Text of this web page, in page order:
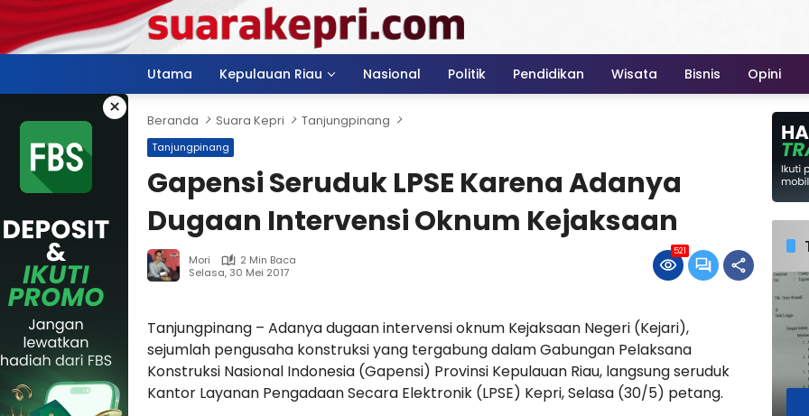
Langsung
konten
Utama
Kepulauan Riau Nasional Politik Pendidikan Wisata Bisnis Opini
× Beranda Suara Kepri Tanjungpinang
Tanjungpinang
Gapensi Seruduk LPSE Karena Adanya
Dugaan Intervensi Oknum Kejaksaan
Mori
2 Min Baca
Selasa, 30 Mei 2017
521
Tanjungpinang – Adanya dugaan intervensi oknum Kejaksaan Negeri (Kejari),
sejumlah pengusaha konstruksi yang tergabung dalam Gabungan Pelaksana
Konstruksi Nasional Indonesia (Gapensi) Provinsi Kepulauan Riau, langsung seruduk
Kantor Layanan Pengadaan Secara Elektronik (LPSE) Kepri, Selasa (30/5) petang.